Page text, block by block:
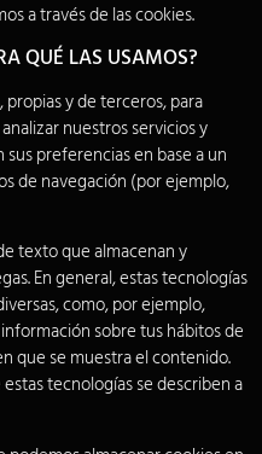
a través de las cookies.
QUÉ LAS USAMOS?
propias y de terceros, para
nuestros servicios y
preferencias en base a un
de navegación (por ejemplo,
texto que almacenan y
En general, estas tecnologías
como, por ejemplo,
sobre tus hábitos de
que se muestra el contenido.
tecnologías se describen a